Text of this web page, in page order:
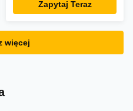
Zapytaj Teraz
więcej